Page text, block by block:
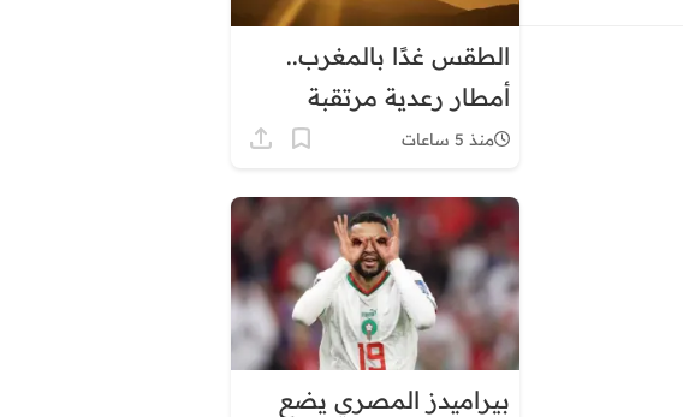
الطقس غدًا بالمغرب..
أمطار رعدية مرتقبة
وحرارة تصل إلى 45 درجة
منذ 5 ساعات
بيراميدز المصري يضع